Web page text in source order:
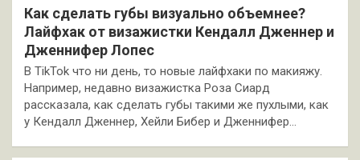
Как сделать губы визуально объемнее?
Лайфхак от визажистки Кендалл Дженнер и
Дженнифер Лопес
В TikTok что ни день, то новые лайфхаки по макияжу.
Например, недавно визажистка Роза Сиард
рассказала, как сделать губы такими же пухлыми, как
у Кендалл Дженнер, Хейли Бибер и Дженнифер…